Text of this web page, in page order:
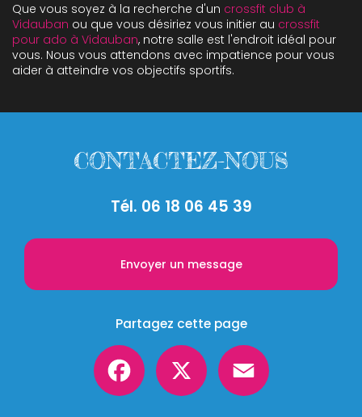
Que vous soyez à la recherche d'un crossfit club à
Vidauban ou que vous désiriez vous initier au crossfit
pour ado à Vidauban, notre salle est l'endroit idéal pour
vous. Nous vous attendons avec impatience pour vous
aider à atteindre vos objectifs sportifs.
CONTACTEZ-NOUS
Tél. 06 18 06 45 39
Envoyer un message
Partagez cette page
Facebook